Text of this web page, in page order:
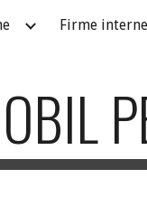
Firme interne